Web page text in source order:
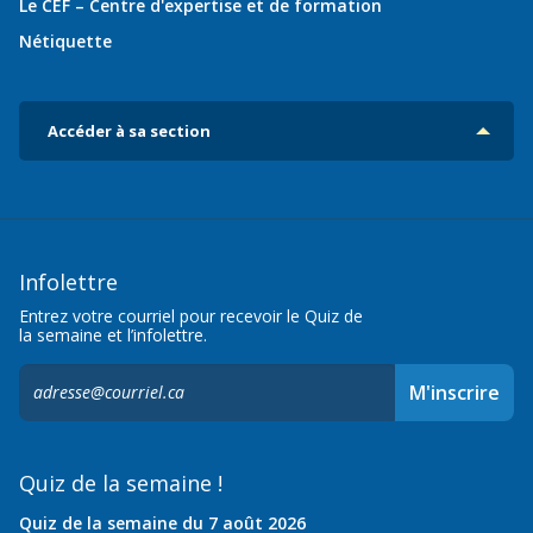
Le CEF – Centre d'expertise et de formation
Nétiquette
Accéder à sa section
Infolettre
Entrez votre courriel pour recevoir le Quiz de
la semaine et l’infolettre.
M'inscrire
Quiz de la semaine !
Quiz de la semaine du 7 août 2026